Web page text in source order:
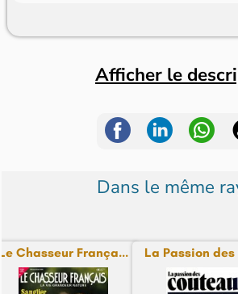
Afficher le
Dans le même
Chasseur França... La Passion des